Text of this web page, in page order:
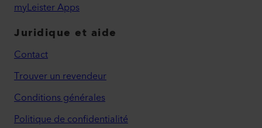
myLeister Apps
Juridique et aide
Contact
Trouver un revendeur
Conditions générales
Politique de confidentialité